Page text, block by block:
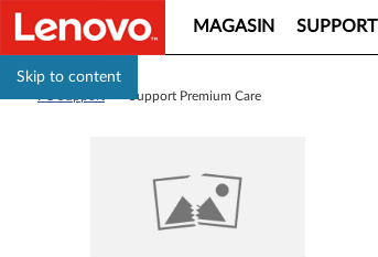
Skip to content
MAGASIN SUPPORT
Support Premium Care